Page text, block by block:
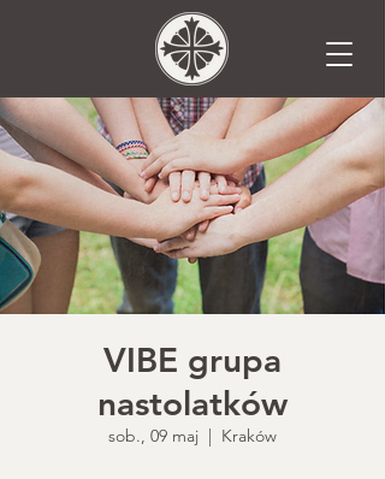
VIBE grupa
nastolatków
sob., 09 maj
  |
Kraków